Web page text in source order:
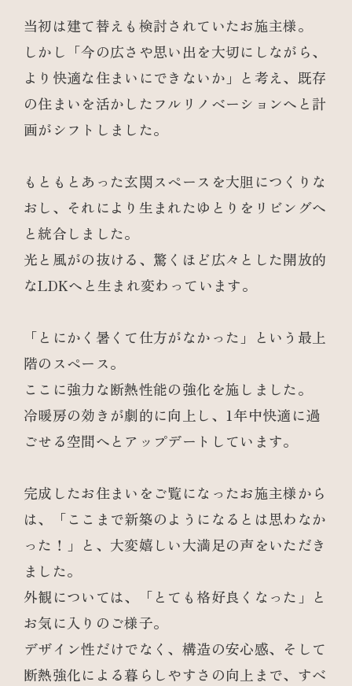
当初は建て替えも検討されていたお施主様。
しかし「今の広さや思い出を大切にしながら、
より快適な住まいにできないか」と考え、既存
の住まいを活かしたフルリノベーションへと計
画がシフトしました。
もともとあった玄関スペースを大胆につくりな
おし、それにより生まれたゆとりをリビングへ
と統合しました。
光と風がの抜ける、驚くほど広々とした開放的
なLDKへと生まれ変わっています。
「とにかく暑くて仕方がなかった」という最上
階のスペース。
ここに強力な断熱性能の強化を施しました。
冷暖房の効きが劇的に向上し、1年中快適に過
ごせる空間へとアップデートしています。
完成したお住まいをご覧になったお施主様から
は、「ここまで新築のようになるとは思わなか
った！」と、大変嬉しい大満足の声をいただき
ました。
外観については、「とても格好良くなった」と
お気に入りのご様子。
デザイン性だけでなく、構造の安心感、そして
断熱強化による暮らしやすさの向上まで、すべ